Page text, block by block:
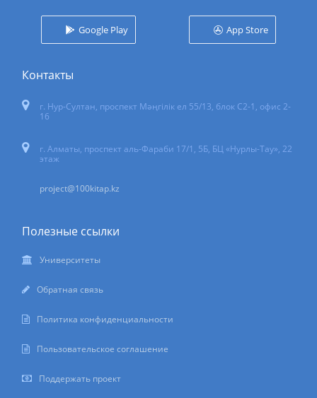
Google Play App Store
Контакты
г. Нур-Султан, проспект Мәңгілік ел 55/13, блок С2-1, офис 2-
16
г. Алматы, проспект аль-Фараби 17/1, 5Б, БЦ «Нурлы-Тау», 22
этаж
project@100kitap.kz
Полезные ссылки
Университеты
Обратная связь
Политика конфиденциальности
Пользовательское соглашение
Поддержать проект